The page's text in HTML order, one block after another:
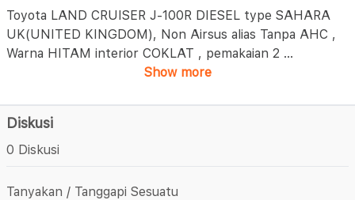
Toyota LAND CRUISER J-100R DIESEL type SAHARA
UK(UNITED KINGDOM), Non Airsus alias Tanpa AHC ,
Warna HITAM interior COKLAT , pemakaian 2 ...
Show more
Diskusi
0 Diskusi
Tanyakan / Tanggapi Sesuatu